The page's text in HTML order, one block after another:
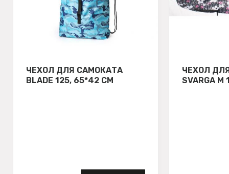
ЧЕХОЛ ДЛЯ САМОКАТА
BLADE 125, 65*42 СМ
ЧЕХОЛ
SVARGA М